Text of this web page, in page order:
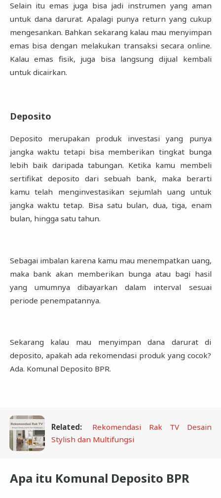
Selain itu emas juga bisa jadi instrumen ‎yang aman
untuk dana darurat. Apalagi punya return yang cukup
mengesankan. Bahkan ‎sekarang kalau mau menyimpan
emas bisa dengan melakukan transaksi secara online.
Kalau ‎emas fisik, juga bisa langsung dijual kembali
untuk dicairkan.‎
Deposito
Deposito merupakan produk investasi yang punya
jangka waktu tetapi bisa memberikan tingkat ‎bunga
lebih baik daripada tabungan. Ketika kamu membeli
sertifikat deposito dari sebuah bank, ‎maka berarti
kamu telah menginvestasikan sejumlah uang untuk
jangka waktu tetap. Bisa satu ‎bulan, dua, tiga, enam
bulan, hingga satu tahun.‎
Sebagai imbalan karena kamu mau menempatkan uang,
maka bank akan memberikan bunga ‎atau bagi hasil
yang umumnya dibayarkan dalam interval sesuai
periode penempatannya.‎
Sekarang kalau mau menyimpan dana darurat di
deposito, apakah ada rekomendasi produk ‎yang cocok?
Ada. Komunal Deposito BPR. ‎
Related:
Rekomendasi Rak TV Desain
Stylish dan Multifungsi
Apa itu Komunal Deposito BPR